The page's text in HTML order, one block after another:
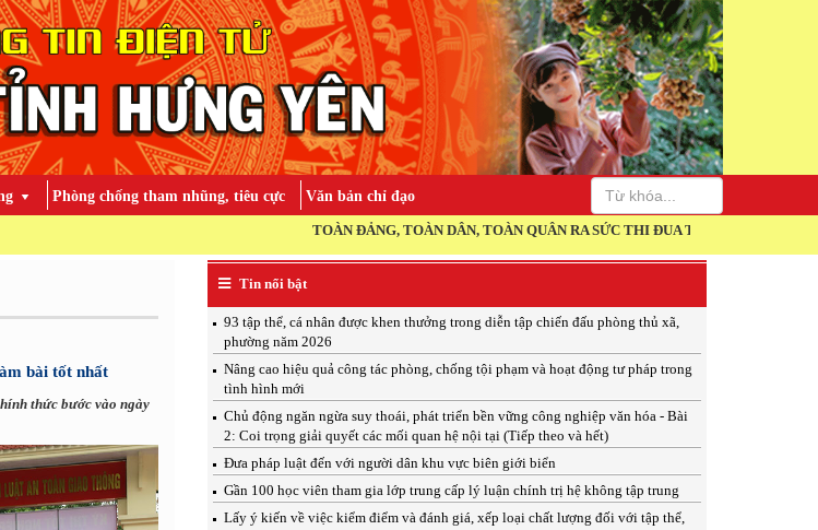
Phòng chống tham nhũng, tiêu cực Văn bản chỉ đạo
TOÀN ĐẢNG, TOÀN DÂN, TOÀN QUÂN RA SỨC THI ĐUA THỰC HIỆN THẮNG LỢI NGHỊ
bài tốt nhất
thức bước vào ngày
Tin nổi bật
93 tập thể, cá nhân được khen thưởng trong diễn tập chiến đấu phòng thủ xã,
phường năm 2026
Nâng cao hiệu quả công tác phòng, chống tội phạm và hoạt động tư pháp trong
tình hình mới
Chủ động ngăn ngừa suy thoái, phát triển bền vững công nghiệp văn hóa - Bài
2: Coi trọng giải quyết các mối quan hệ nội tại (Tiếp theo và hết)
Đưa pháp luật đến với người dân khu vực biên giới biển
Gần 100 học viên tham gia lớp trung cấp lý luận chính trị hệ không tập trung
Lấy ý kiến về việc kiểm điểm và đánh giá, xếp loại chất lượng đối với tập thể,